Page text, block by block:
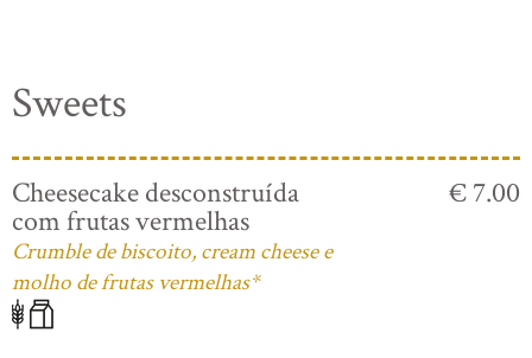
Sweets
Cheesecake desconstruída
com frutas vermelhas
Crumble de biscoito, cream cheese e
molho de frutas vermelhas*
€ 7.00